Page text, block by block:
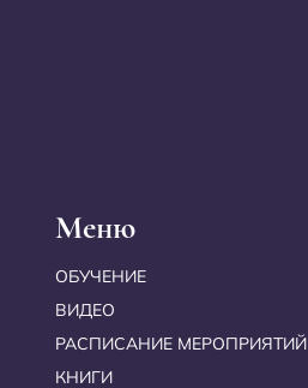
Меню
ОБУЧЕНИЕ
ВИДЕО
РАСПИСАНИЕ МЕРОПРИЯТИЙ
КНИГИ